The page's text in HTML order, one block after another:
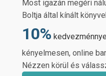
Most igazán megéri
Boltja által kínált
10% kedvezménnyel
kényelmesen, online
Nézzen körül és